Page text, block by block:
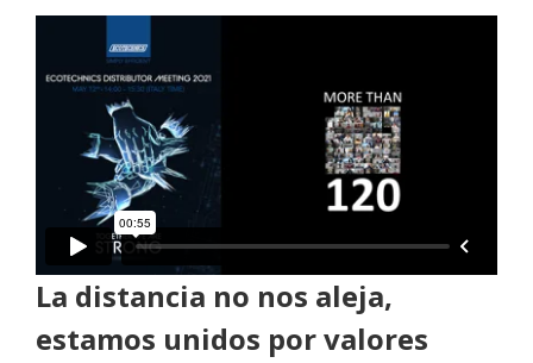
La distancia no nos aleja,
estamos unidos por valores